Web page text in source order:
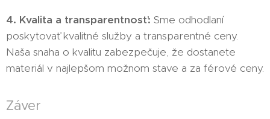
4. Kvalita a transparentnosť: Sme odhodlaní
poskytovať kvalitné služby a transparentné ceny.
Naša snaha o kvalitu zabezpečuje, že dostanete
materiál v najlepšom možnom stave a za férové ceny.
Záver